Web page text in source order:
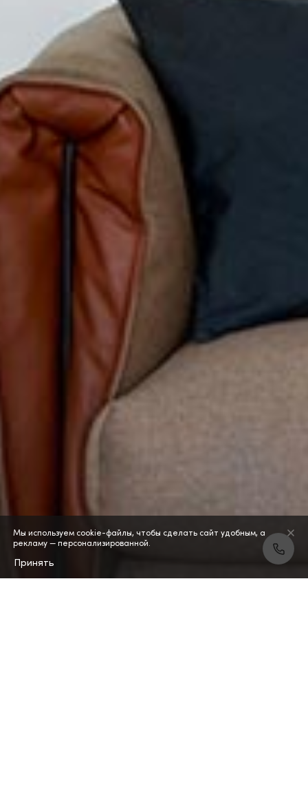
Мы используем cookie-файлы, чтобы сделать сайт удобным, а
рекламу — персонализированной.
Принять